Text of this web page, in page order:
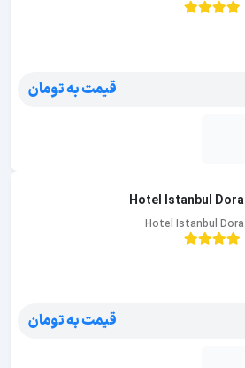
قیمت به تومان
Hotel Istanbul Dora
Hotel Istanbul Dora
قیمت به تومان